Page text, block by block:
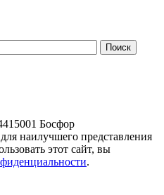
Босфор
наилучшего представления
этот сайт, вы
.